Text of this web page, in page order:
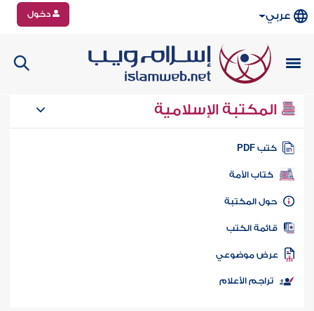
عربي دخول
المكتبة الإسلامية
كتب PDF
كتاب الأمة
المكتبة
الكتب
موضوعي